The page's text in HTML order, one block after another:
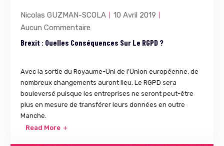
Nicolas GUZMAN-SCOLA
10 Avril 2019
Aucun Commentaire
Brexit : Quelles Conséquences Sur Le RGPD ?
Avec la sortie du Royaume-Uni de l'Union européenne, de
nombreux changements auront lieu. Le RGPD sera
bouleversé puisque les entreprises ne seront peut-être
plus en mesure de transférer leurs données en outre
Manche.
Read More